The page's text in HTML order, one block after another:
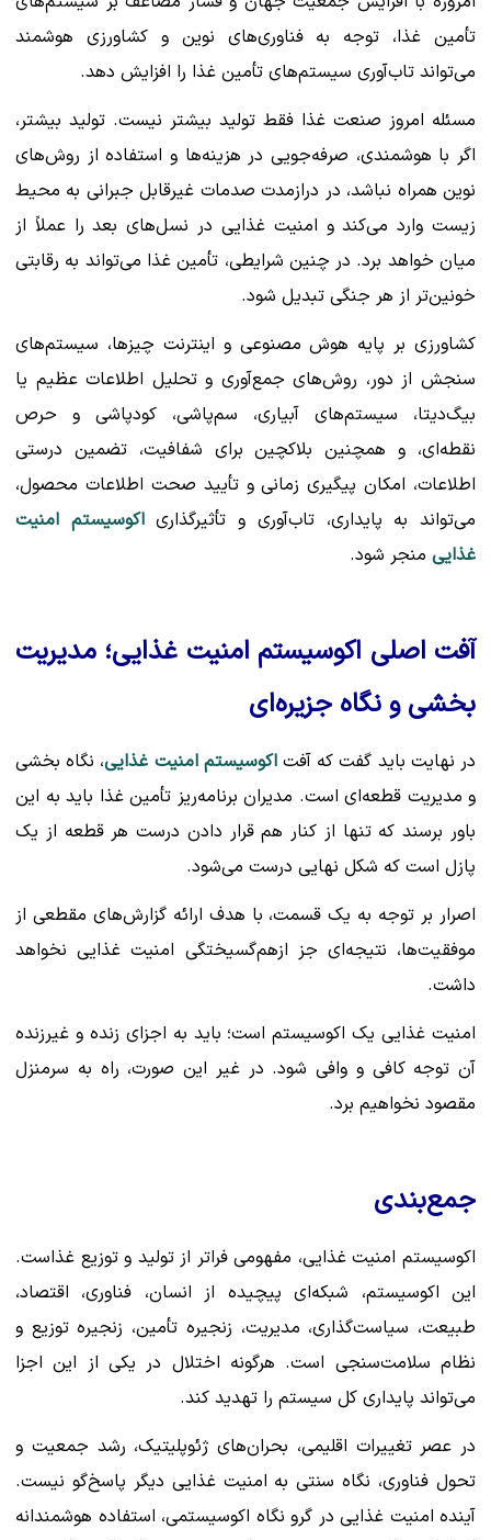
تأمین غذا، توجه به فناوری‌های نوین و کشاورزی هوشمند
می‌تواند تاب‌آوری سیستم‌های تأمین غذا را افزایش دهد.
مسئله امروز صنعت غذا فقط تولید بیشتر نیست. تولید بیشتر،
اگر با هوشمندی، صرفه‌جویی در هزینه‌ها و استفاده از روش‌های
نوین همراه نباشد، در درازمدت صدمات غیرقابل جبرانی به محیط
زیست وارد می‌کند و امنیت غذایی در نسل‌های بعد را عملاً از
میان خواهد برد. در چنین شرایطی، تأمین غذا می‌تواند به رقابتی
خونین‌تر از هر جنگی تبدیل شود.
کشاورزی بر پایه هوش مصنوعی و اینترنت چیزها، سیستم‌های
سنجش از دور، روش‌های جمع‌آوری و تحلیل اطلاعات عظیم یا
بیگ‌دیتا، سیستم‌های آبیاری، سم‌پاشی، کودپاشی و حرص
نقطه‌ای، و همچنین بلاکچین برای شفافیت، تضمین درستی
اطلاعات، امکان پیگیری زمانی و تأیید صحت اطلاعات محصول،
می‌تواند به پایداری، تاب‌آوری و تأثیرگذاریاکوسیستم امنیت
غذایی منجر شود.
آفت اصلی اکوسیستم امنیت غذایی؛ مدیریت
بخشی و نگاه جزیره‌ای
در نهایت باید گفت که آفتاکوسیستم امنیت غذایی، نگاه بخشی
و مدیریت قطعه‌ای است. مدیران برنامه‌ریز تأمین غذا باید به این
باور برسند که تنها از کنار هم قرار دادن درست هر قطعه از یک
پازل است که شکل نهایی درست می‌شود.
اصرار بر توجه به یک قسمت، با هدف ارائه گزارش‌های مقطعی از
موفقیت‌ها، نتیجه‌ای جز ازهم‌گسیختگی امنیت غذایی نخواهد
داشت.
امنیت غذایی یک اکوسیستم است؛ باید به اجزای زنده و غیرزنده
آن توجه کافی و وافی شود. در غیر این صورت، راه به سرمنزل
مقصود نخواهیم برد.
جمع‌بندی
اکوسیستم امنیت غذایی، مفهومی فراتر از تولید و توزیع غذاست.
این اکوسیستم، شبکه‌ای پیچیده از انسان، فناوری، اقتصاد،
طبیعت، سیاست‌گذاری، مدیریت، زنجیره تأمین، زنجیره توزیع و
نظام سلامت‌سنجی است. هرگونه اختلال در یکی از این اجزا
می‌تواند پایداری کل سیستم را تهدید کند.
در عصر تغییرات اقلیمی، بحران‌های ژئوپلیتیک، رشد جمعیت و
تحول فناوری، نگاه سنتی به امنیت غذایی دیگر پاسخ‌گو نیست.
آینده امنیت غذایی در گرو نگاه اکوسیستمی، استفاده هوشمندانه